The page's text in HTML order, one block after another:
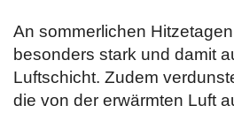
An sommerlichen
besonders stark und damit
Luftschicht. Zudem
die von der erwärmten Luft